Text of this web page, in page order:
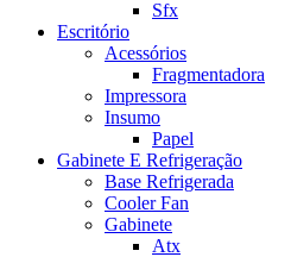
Sfx
Escritório
Acessórios
Fragmentadora
Impressora
Insumo
Papel
Gabinete E Refrigeração
Base Refrigerada
Cooler Fan
Gabinete
Atx